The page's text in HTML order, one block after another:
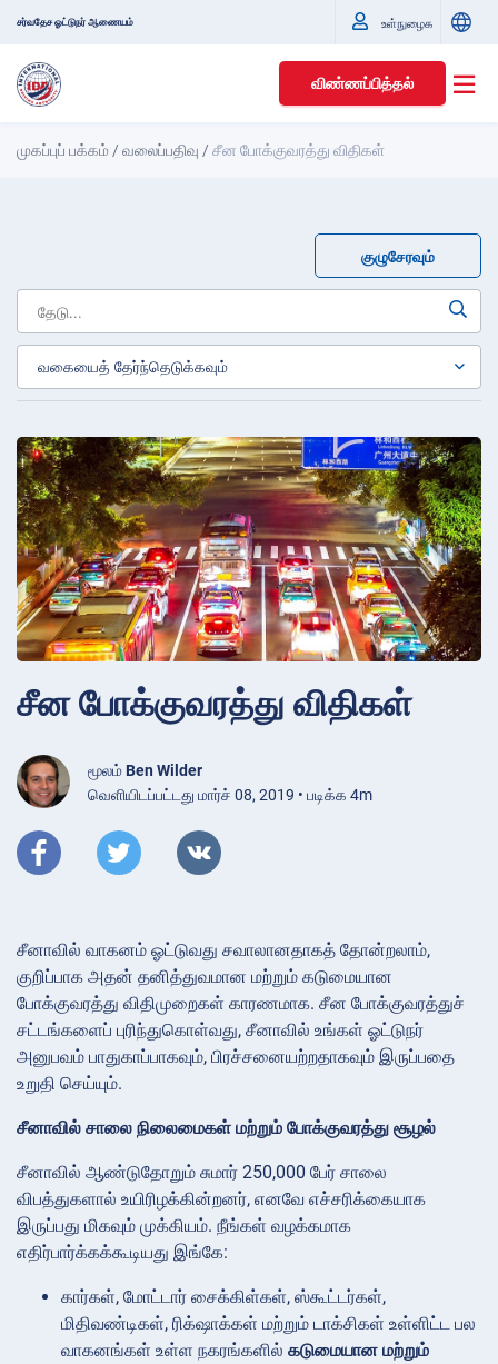
சர்வதேச ஓட்டுநர் ஆணையம் உள்நுழைக
விண்ணப்பித்தல்
முகப்புப் பக்கம் /வலைப்பதிவு /சீன போக்குவரத்து விதிகள்
குழுசேரவும்
சீன போக்குவரத்து விதிகள்
மூலம் Ben Wilder
வெளியிடப்பட்டது மார்ச் 08, 2019 • படிக்க 4m
சீனாவில் வாகனம் ஓட்டுவது சவாலானதாகத் தோன்றலாம்,
குறிப்பாக அதன் தனித்துவமான மற்றும் கடுமையான
போக்குவரத்து விதிமுறைகள் காரணமாக. சீன போக்குவரத்துச்
சட்டங்களைப் புரிந்துகொள்வது, சீனாவில் உங்கள் ஓட்டுநர்
அனுபவம் பாதுகாப்பாகவும், பிரச்சனையற்றதாகவும் இருப்பதை
உறுதி செய்யும்.
சீனாவில் சாலை நிலைமைகள் மற்றும் போக்குவரத்து சூழல்
சீனாவில் ஆண்டுதோறும் சுமார் 250,000 பேர் சாலை
விபத்துகளால் உயிரிழக்கின்றனர், எனவே எச்சரிக்கையாக
இருப்பது மிகவும் முக்கியம். நீங்கள் வழக்கமாக
எதிர்பார்க்கக்கூடியது இங்கே:
கார்கள், மோட்டார் சைக்கிள்கள், ஸ்கூட்டர்கள்,
மிதிவண்டிகள், ரிக்‌ஷாக்கள் மற்றும் டாக்சிகள் உள்ளிட்ட பல
வாகனங்கள் உள்ள நகரங்களில் கடுமையான மற்றும்